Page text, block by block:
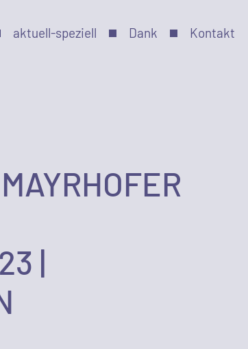
aktuell-speziell Dank Kontakt
|